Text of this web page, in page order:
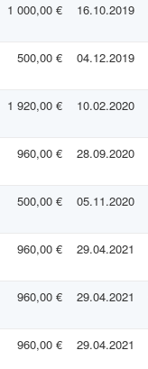
1 000,00 € 16.10.2019
500,00 € 04.12.2019
1 920,00 € 10.02.2020
960,00 € 28.09.2020
500,00 € 05.11.2020
960,00 € 29.04.2021
960,00 € 29.04.2021
960,00 € 29.04.2021